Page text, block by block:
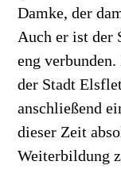
Damke, der
Auch er ist der
eng
der Stadt
anschließend
dieser Zeit
Weiterbildung